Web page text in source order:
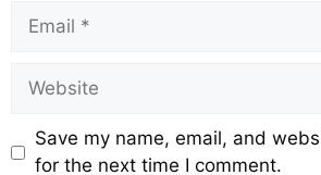
Save my name, email, and
for the next time I comment.